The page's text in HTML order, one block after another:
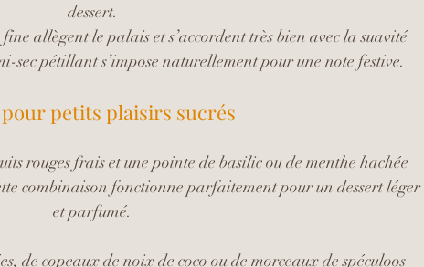
dessert.
allègent le palais et s’accordent très bien avec la suavité
sec pétillant s’impose naturellement pour une note festive.
petits plaisirs sucrés
rouges frais et une pointe de basilic ou de menthe hachée
combinaison fonctionne parfaitement pour un dessert léger
et parfumé.
de copeaux de noix de coco ou de morceaux de spéculoos